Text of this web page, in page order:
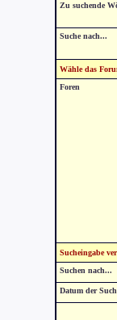
Zu suchende
Suche nach...
Wähle das
Foren
Sucheingabe
Suchen nach...
Datum der